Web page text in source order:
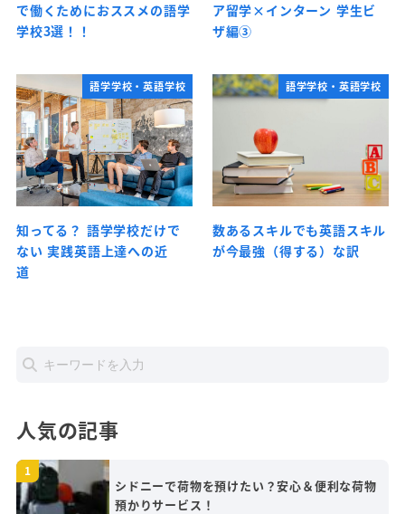
で働くためにおススメの語学
学校3選！！
ア留学×インターン 学生ビ
ザ編③
語学学校・英語学校
知ってる？ 語学学校だけで
ない 実践英語上達への近
道
語学学校・英語学校
数あるスキルでも英語スキル
が今最強（得する）な訳
人気の記事
シドニーで荷物を預けたい？安心＆便利な荷物
預かりサービス！